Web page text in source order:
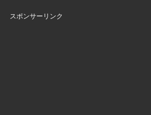
スポンサーリンク